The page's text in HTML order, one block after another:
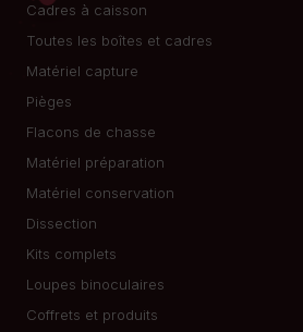
Cadres à caisson
Toutes les boîtes et cadres
Matériel capture
Pièges
Flacons de chasse
Matériel préparation
Matériel conservation
Dissection
Kits complets
Loupes binoculaires
Coffrets et produits